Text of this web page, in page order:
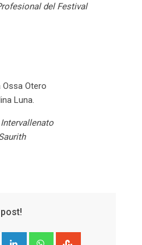
del Festival
Ossa Otero
Luna.
Google+ LinkedIn Whatsapp